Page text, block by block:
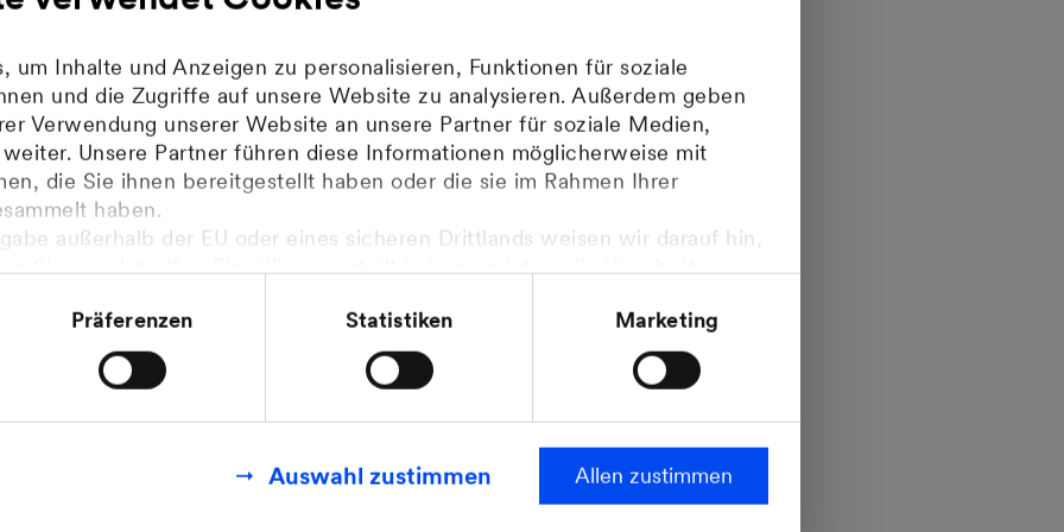
um Inhalte und Anzeigen zu personalisieren, Funktionen für soziale
und die Zugriffe auf unsere Website zu analysieren. Außerdem geben
Verwendung unserer Website an unsere Partner für soziale Medien,
Unsere Partner führen diese Informationen möglicherweise mit
die Sie ihnen bereitgestellt haben oder die sie im Rahmen Ihrer
haben.
außerhalb der EU oder eines sicheren Drittlands weisen wir darauf hin,
(Fall C-311/18), sogenanntes Schrems II Urteil steht.
Sie in unseren
Datenschutzhinweisen
Präferenzen Statistiken Marketing
Auswahl zustimmen Allen zustimmen
mit dem
der MVV
sich schnell einen präzisen und räumlichen Überblick über die
Entwicklung von Grundwasservorkommen, Schadstoffverbreitung
verlassen Sie sich auf unsere jahrelange Erfahrung beim Einsatz von